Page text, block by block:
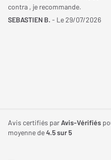
Capable de couvrir une plage
30 kHz, cette enceinte affiche
les limites de la haute-fidélité.
contra , je recommande.
SEBASTIEN B. - Le 29/07/2026
Avis certifiés parAvis-Vérifiés
moyenne de4.5sur 5